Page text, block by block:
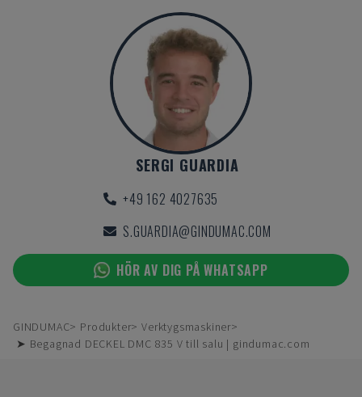
SERGI GUARDIA
+49 162 4027635
S.GUARDIA@GINDUMAC.COM
HÖR AV DIG PÅ WHATSAPP
GINDUMAC Produkter
Verktygsmaskiner
➤ Begagnad DECKEL DMC 835 V till salu | gindumac.com